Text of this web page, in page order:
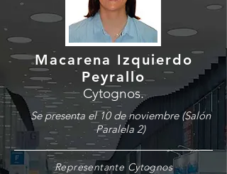
Macarena Izquierdo
Peyrallo
Cytognos.
Se presenta el 10 de noviembre (Salón
Paralela 2)
Representante Cytognos